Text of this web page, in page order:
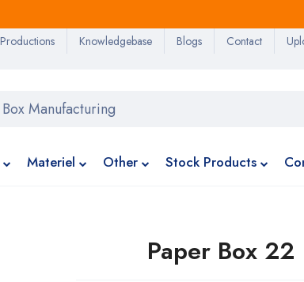
Productions Knowledgebase Blogs Contact
Materiel Other Stock Products
Paper Box 22